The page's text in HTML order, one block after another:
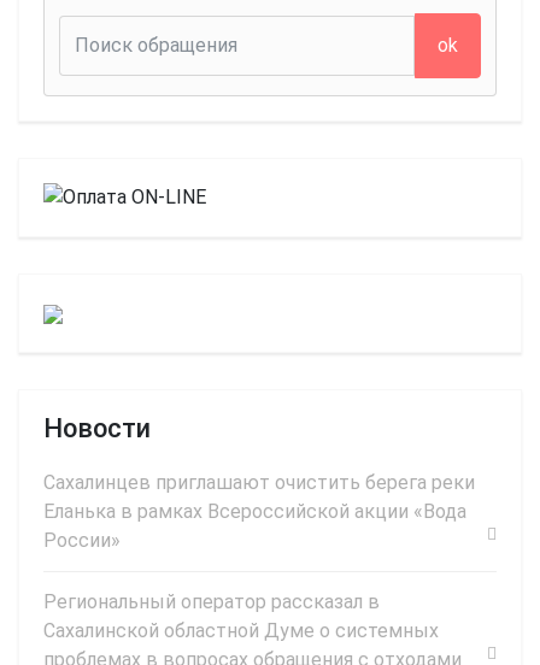
ok
Новости
Сахалинцев приглашают очистить берега реки
Еланька в рамках Всероссийской акции «Вода
России»
Региональный оператор рассказал в
Сахалинской областной Думе о системных
проблемах в вопросах обращения с отходами